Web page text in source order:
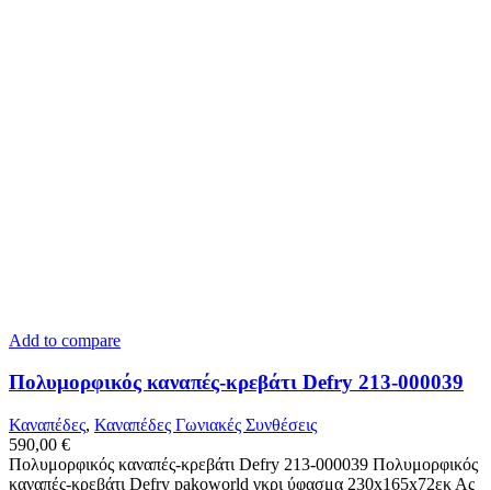
Add to compare
Πολυμορφικός καναπές-κρεβάτι Defry 213-000039
Καναπέδες, Καναπέδες Γωνιακές Συνθέσεις
590,00 €
Πολυμορφικός καναπές-κρεβάτι Defry 213-000039 Πολυμορφικός
καναπές-κρεβάτι Defry pakoworld γκρι ύφασμα 230x165x72εκ Ας